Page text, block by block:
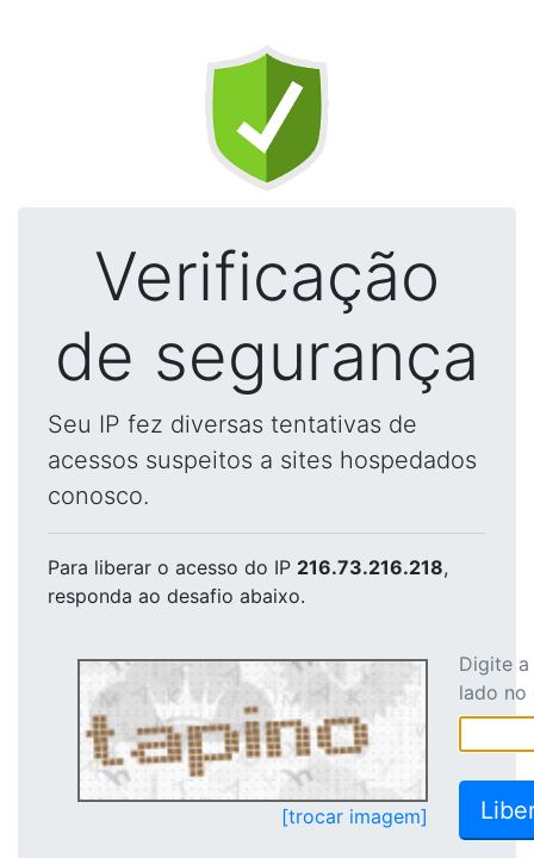
Verificação
de segurança
Seu IP fez diversas tentativas de
acessos suspeitos a sites hospedados
conosco.
Para liberar o acesso do IP 216.73.216.218,
responda ao desafio abaixo.
[trocar imagem]
Digite
lado no